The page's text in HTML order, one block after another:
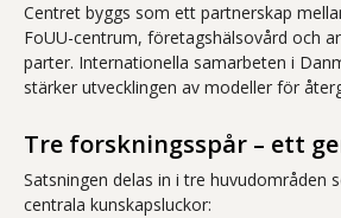
Centret byggs som ett partnerskap
FoUU-centrum, företagshälsovård och
parter. Internationella samarbeten i
stärker utvecklingen av modeller för
Tre forskningsspår – ett
Satsningen delas in i tre huvudområden
centrala kunskapsluckor: